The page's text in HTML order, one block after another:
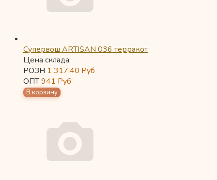
Супервош ARTISAN 036 терракот
Цена склада:
РОЗН 1 317,40 Руб
ОПТ941 Руб